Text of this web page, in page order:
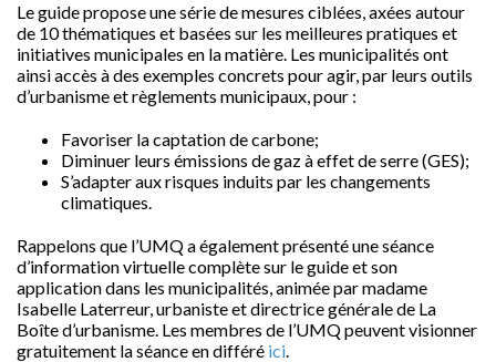
Le guide propose une série de mesures ciblées, axées autour
de 10 thématiques et basées sur les meilleures pratiques et
initiatives municipales en la matière. Les municipalités ont
ainsi accès à des exemples concrets pour agir, par leurs outils
d’urbanisme et règlements municipaux, pour :
Favoriser la captation de carbone;
Diminuer leurs émissions de gaz à effet de serre (GES);
S’adapter aux risques induits par les changements
climatiques.
Rappelons que l’UMQ a également présenté une séance
d’information virtuelle complète sur le guide et son
application dans les municipalités, animée par madame
Isabelle Laterreur, urbaniste et directrice générale de La
Boîte d’urbanisme. Les membres de l’UMQ peuvent visionner
gratuitement la séance en différé ici.